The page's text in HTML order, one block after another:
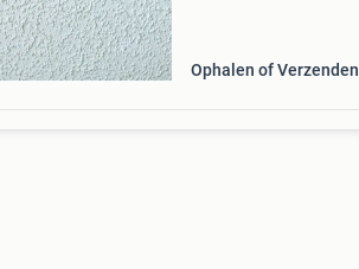
Ophalen of Verzenden